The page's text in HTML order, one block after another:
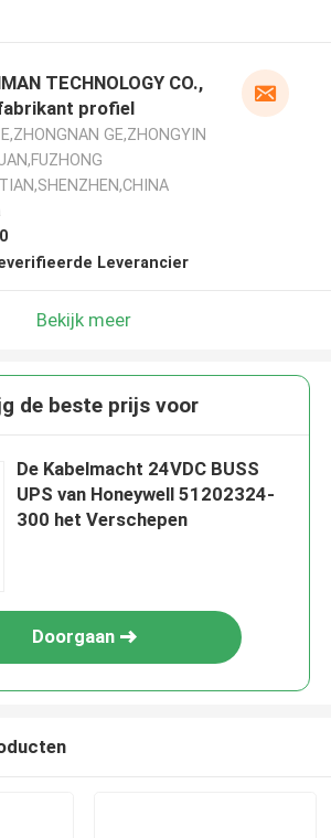
TECHNOLOGY CO.,
profiel
GE,ZHONGYIN
Leverancier
Bekijk meer
de beste prijs voor
De Kabelmacht 24VDC BUSS
UPS van Honeywell 51202324-
300 het Verschepen
Doorgaan